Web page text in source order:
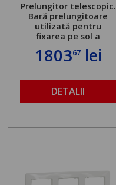
Prelungitor telescopic.
Bară prelungitoare
utilizată pentru
fixarea pe sol a
standului mașinii de
găurit în locul
maximă admisă de 500
kg și înălțime reglabilă
de la 1,8 la 2,9 m
180367lei
DETALII